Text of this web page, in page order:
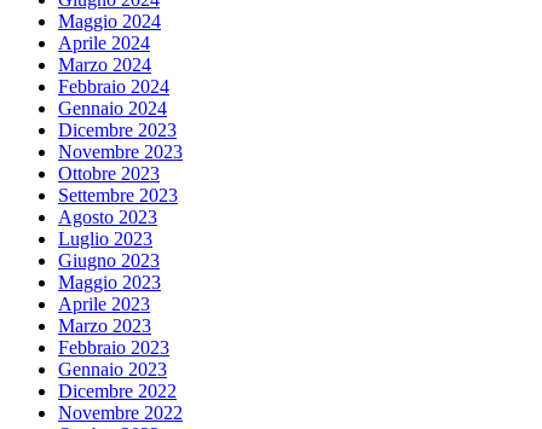
Maggio 2024
Aprile 2024
Marzo 2024
Febbraio 2024
Gennaio 2024
Dicembre 2023
Novembre 2023
Ottobre 2023
Settembre 2023
Agosto 2023
Luglio 2023
Giugno 2023
Maggio 2023
Aprile 2023
Marzo 2023
Febbraio 2023
Gennaio 2023
Dicembre 2022
Novembre 2022